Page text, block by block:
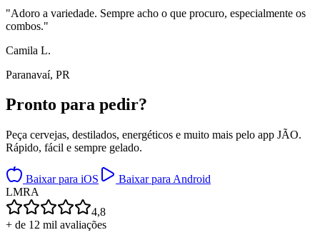
"Adoro a variedade. Sempre acho o que procuro, especialmente os
combos."
Camila L.
Paranavaí, PR
Pronto para pedir?
Peça cervejas, destilados, energéticos e muito mais pelo app JÃO.
Rápido, fácil e sempre gelado.
Baixar para iOS
Baixar para Android
LMRA
4,8
+ de 12 mil avaliações